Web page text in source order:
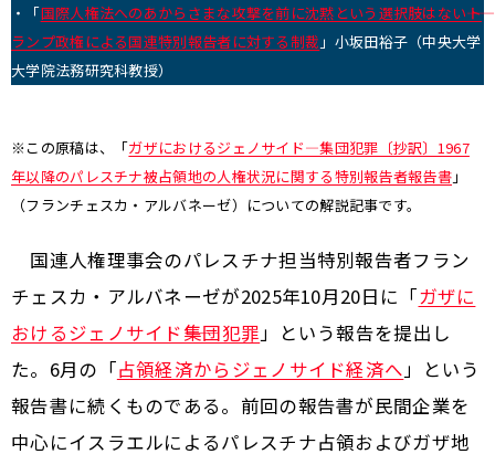
・「国際人権法へのあからさまな攻撃を前に沈黙という選択肢はない――ト
ランプ政権による国連特別報告者に対する制裁 」小坂田裕子（中央大学
大学院法務研究科教授）
※この原稿は、「ガザにおけるジェノサイド―集団犯罪〔抄訳〕1967
年以降のパレスチナ被占領地の人権状況に関する特別報告者報告書 」
（フランチェスカ・アルバネーゼ）についての解説記事です。
国連人権理事会のパレスチナ担当特別報告者フラン
チェスカ・アルバネーゼが2025年10月20日に「ガザに
おけるジェノサイド――集団犯罪」という報告を提出し
た。6月の「占領経済からジェノサイド経済へ」という
報告書に続くものである。前回の報告書が民間企業を
中心にイスラエルによるパレスチナ占領およびガザ地